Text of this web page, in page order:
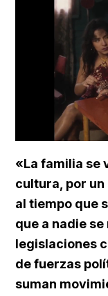
«La familia se
cultura, por
al tiempo que
que a nadie
legislaciones
de fuerzas
suman